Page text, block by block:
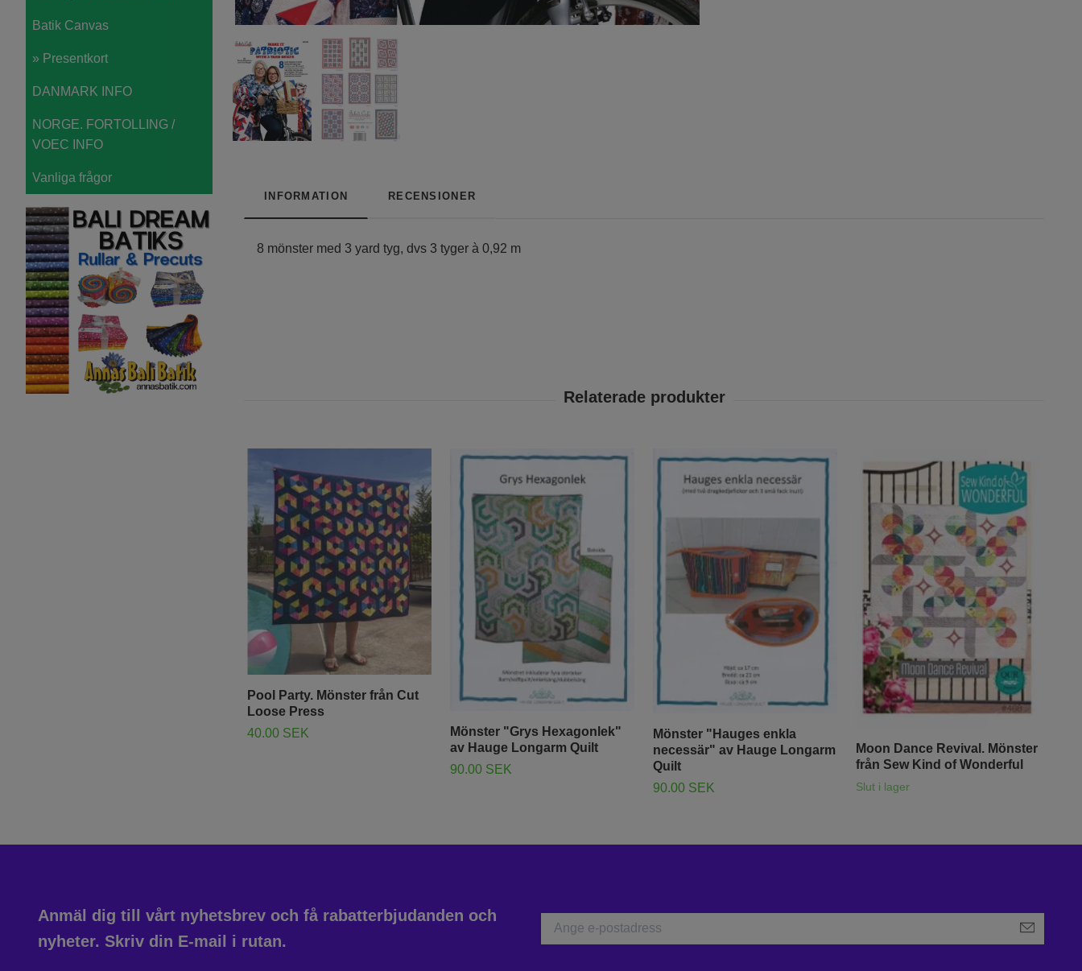
Batik Canvas
» Presentkort
DANMARK INFO
NORGE. FORTOLLING /
VOEC INFO
Vanliga frågor
INFORMATION RECENSIONER
8 mönster med 3 yard tyg, dvs 3 tyger à 0,92 m
Pool Party. Mönster från Cut
Loose Press
40.00 SEK
Mönster "Grys Hexagonlek"
av Hauge Longarm Quilt
90.00 SEK
Mönster "Hauges enkla
necessär" av Hauge Longarm
Quilt
90.00 SEK
Moon Dance Revival. Mönster
från Sew Kind of Wonderful
Slut i lager
Anmäl dig till vårt nyhetsbrev och få rabatterbjudanden och
nyheter. Skriv din E-mail i rutan.